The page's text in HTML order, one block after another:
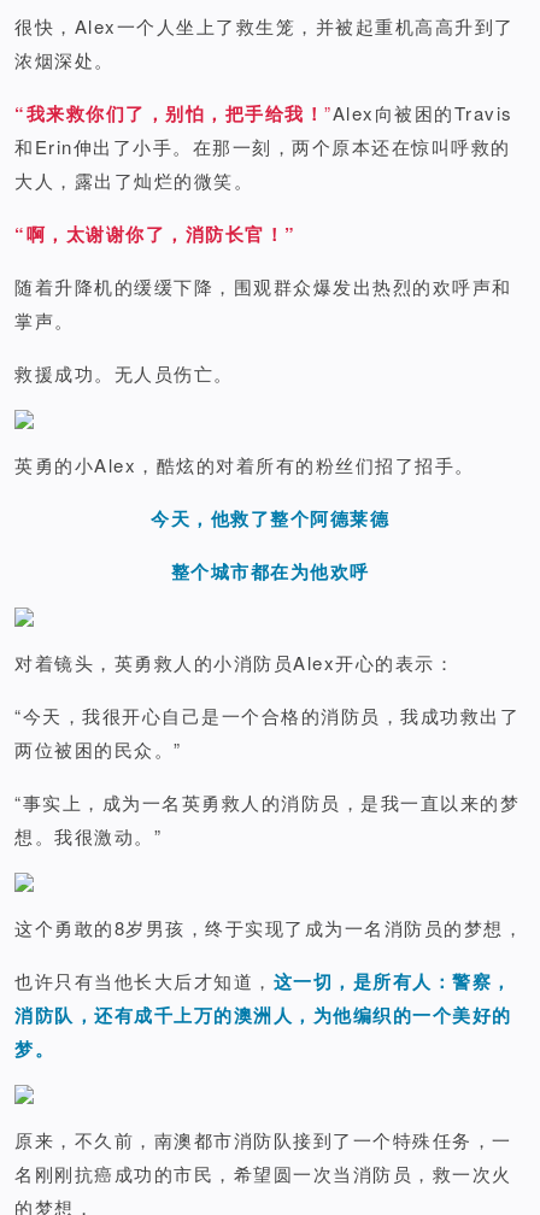
很快，Alex一个人坐上了救生笼，并被起重机高高升到了
浓烟深处。
“我来救你们了，别怕，把手给我！ ”Alex向被困的Travis
和Erin伸出了小手。在那一刻，两个原本还在惊叫呼救的
大人，露出了灿烂的微笑。
“啊，太谢谢你了，消防长官！”
随着升降机的缓缓下降，围观群众爆发出热烈的欢呼声和
掌声。
救援成功。无人员伤亡。
英勇的小Alex，酷炫的对着所有的粉丝们招了招手。
今天，他救了整个阿德莱德
整个城市都在为他欢呼
对着镜头，英勇救人的小消防员Alex开心的表示：
“今天，我很开心自己是一个合格的消防员，我成功救出了
两位被困的民众。”
“事实上，成为一名英勇救人的消防员，是我一直以来的梦
想。我很激动。”
这个勇敢的8岁男孩，终于实现了成为一名消防员的梦想，
也许只有当他长大后才知道， 这一切，是所有人：警察，
消防队，还有成千上万的澳洲人，为他编织的一个美好的
梦。
原来，不久前，南澳都市消防队接到了一个特殊任务，一
名刚刚抗癌成功的市民，希望圆一次当消防员，救一次火
的梦想，